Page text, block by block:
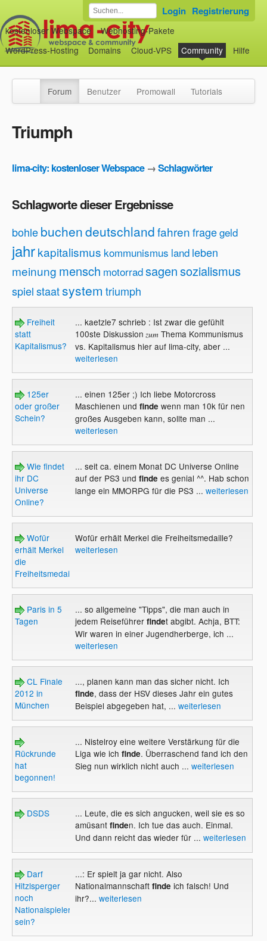
kostenloser Webspace
Webhosting-Pakete
WordPress-Hosting
Domains Cloud-VPS Community Hilfe
Login Registrierung
Forum Benutzer Promowall Tutorials
Triumph
lima-city: kostenloser Webspace→Schlagwörter
Schlagworte dieser Ergebnisse
bohlebuchendeutschlandfahrenfragegeld
jahrkapitalismus kommunismus land leben
meinung mensch motorradsagensozialismus
spielstaatsystem triumph
Freiheit
statt
Kapitalismus?
... kaetzle7 schrieb : Ist zwar die gefühlt
100ste Diskussion zumThema Kommunismus
vs. Kapitalismus hier auf lima-city, aber ...
weiterlesen
125er
oder großer
Schein?
... einen 125er ;) Ich liebe Motorcross
Maschienen und finde wenn man 10k für nen
großes Ausgeben kann, sollte man ...
weiterlesen
Wie findet
ihr DC
Universe
Online?
... seit ca. einem Monat DC Universe Online
auf der PS3 und finde es genial ^^. Hab schon
lange ein MMORPG für die PS3 ... weiterlesen
Wofür
erhält Merkel
die
Freiheitsmedaille?
Wofür erhält Merkel die Freiheitsmedaille?
weiterlesen
Paris in 5
Tagen
... so allgemeine "Tipps", die man auch in
jedem Reiseführerfindet abgibt. Achja, BTT:
Wir waren in einer Jugendherberge, ich ...
weiterlesen
CL Finale
2012 in
München
..., planen kann man das sicher nicht. Ich
finde, dass der HSV dieses Jahr ein gutes
Beispiel abgegeben hat, ... weiterlesen
Rückrunde
hat
begonnen!
... Nistelroy eine weitere Verstärkung für die
Liga wie ich finde. Überraschend fand ich den
Sieg nun wirklich nicht auch ... weiterlesen
DSDS
... Leute, die es sich angucken, weil sie es so
amüsantfinden. Ich tue das auch. Einmal.
Und dann reicht das wieder für ... weiterlesen
Darf
Hitzlsperger
noch
Nationalspieler
sein?
...: Er spielt ja gar nicht. Also
Nationalmannschaftfinde ich falsch! Und
ihr?... weiterlesen